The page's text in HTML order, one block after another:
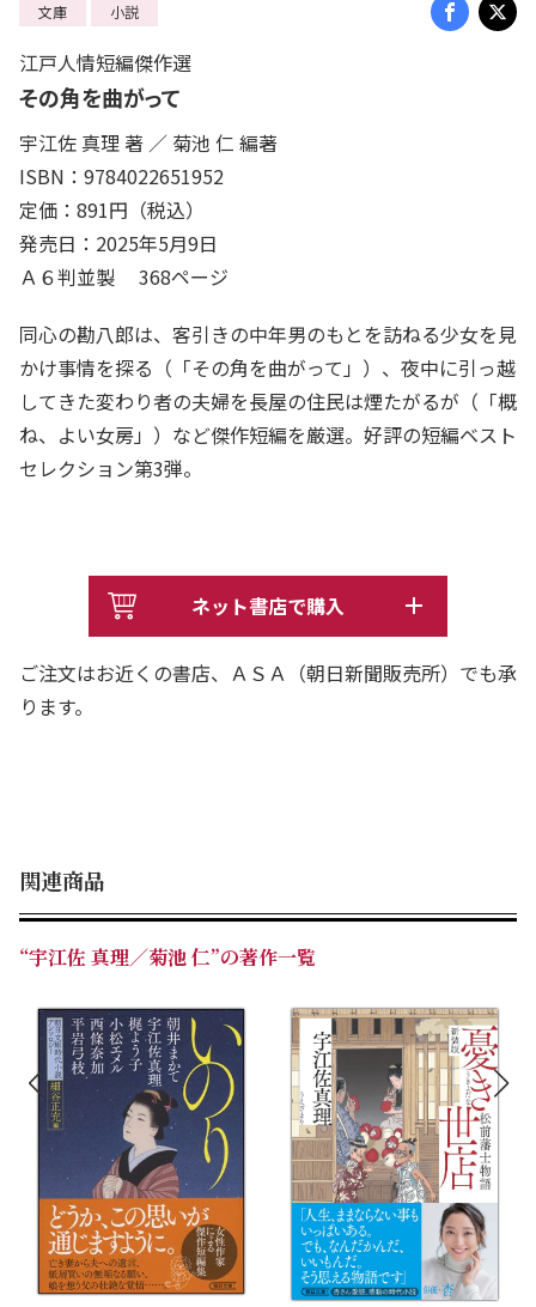
文庫 小説
江戸人情短編傑作選
その角を曲がって
宇江佐 真理 著 ／ 菊池 仁 編著
ISBN：9784022651952
定価：891円（税込）
発売日：2025年5月9日
Ａ６判並製 368ページ
同心の勘八郎は、客引きの中年男のもとを訪ねる少女を見
かけ事情を探る（「その角を曲がって」）、夜中に引っ越
してきた変わり者の夫婦を長屋の住民は煙たがるが（「概
ね、よい女房」）など傑作短編を厳選。好評の短編ベスト
セレクション第3弾。
ネット書店で購入
ご注文はお近くの書店、ＡＳＡ（朝日新聞販売所）でも承
ります。
関連商品
“宇江佐 真理／菊池 仁”の著作一覧